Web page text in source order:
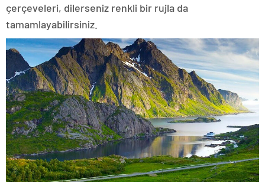
çerçeveleri, dilerseniz renkli bir rujla da
tamamlayabilirsiniz.